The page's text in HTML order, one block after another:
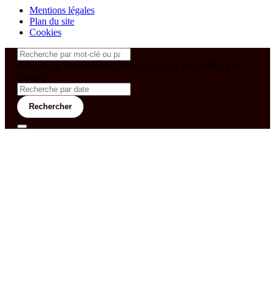
Mentions légales
Plan du site
Cookies
&& config('laravel-theme-inter.CEGOS_COUNTRY') !=
'neves')
Rechercher